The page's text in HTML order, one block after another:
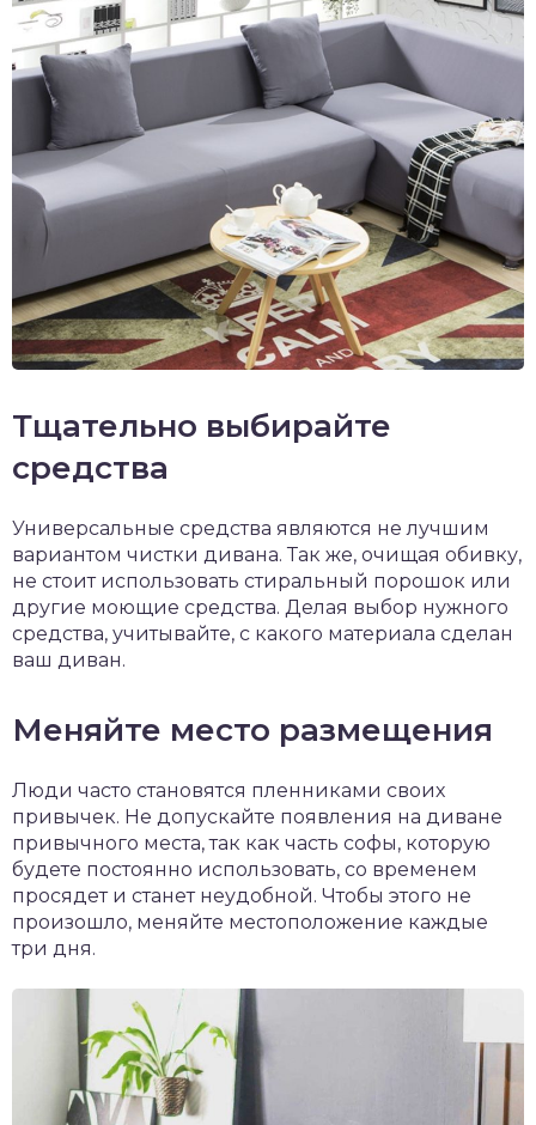
Тщательно выбирайте
средства
Универсальные средства являются не лучшим
вариантом чистки дивана. Так же, очищая обивку,
не стоит использовать стиральный порошок или
другие моющие средства. Делая выбор нужного
средства, учитывайте, с какого материала сделан
ваш диван.
Меняйте место размещения
Люди часто становятся пленниками своих
привычек. Не допускайте появления на диване
привычного места, так как часть софы, которую
будете постоянно использовать, со временем
просядет и станет неудобной. Чтобы этого не
произошло, меняйте местоположение каждые
три дня.